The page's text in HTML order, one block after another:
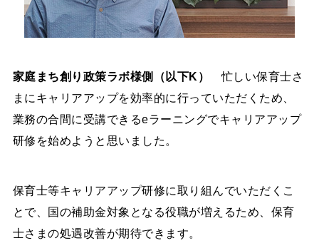
家庭まち創り政策ラボ様側（以下K）忙しい保育士さ
まにキャリアアップを効率的に行っていただくため、
業務の合間に受講できるeラーニングでキャリアアップ
研修を始めようと思いました。
保育士等キャリアアップ研修に取り組んでいただくこ
とで、国の補助金対象となる役職が増えるため、保育
士さまの処遇改善が期待できます。